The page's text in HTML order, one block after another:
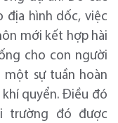
địa hình dốc, việc
mới kết hợp hài
cho con người
một sự tuần hoàn
quyển. Điều đó
trường đó được